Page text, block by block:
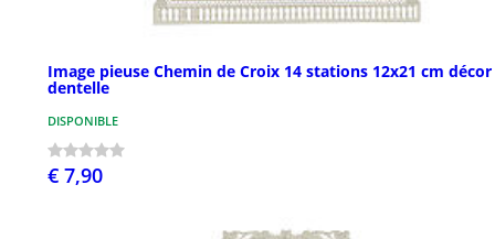
Image pieuse Chemin de Croix 14 stations 12x21 cm
dentelle
DISPONIBLE
€ 7,90